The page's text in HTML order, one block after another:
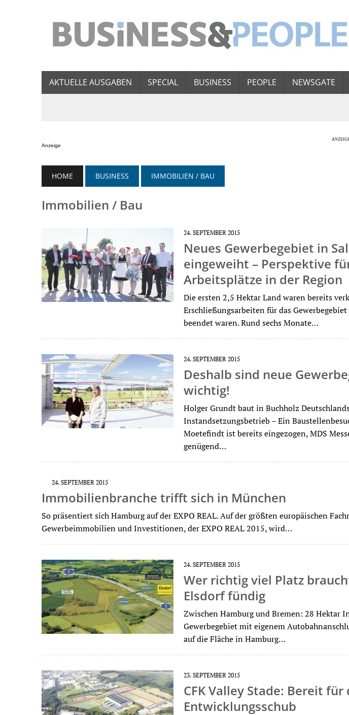
AKTUELLE AUSGABEN SPECIAL BUSINESS PEOPLE NEWSGATE
Anzeige
HOME BUSINESS IMMOBILIEN / BAU
Immobilien / Bau
24. SEPTEMBER 2015
Neues Gewerbegebiet in
eingeweiht – Perspektive
Arbeitsplätze in der Region
Die ersten 2,5 Hektar Land waren bereits
Erschließungsarbeiten für das
beendet waren. Rund sechs Monate…
24. SEPTEMBER 2015
Deshalb sind neue
wichtig!
Holger Grundt baut in Buchholz
Instandsetzungsbetrieb – Ein
Moetefindt ist bereits eingezogen, MDS
genügend…
24. SEPTEMBER 2015
Immobilienbranche trifft sich in München
So präsentiert sich Hamburg auf der EXPO REAL. Auf der größten europäischen
Gewerbeimmobilien und Investitionen, der EXPO REAL 2015, wird…
24. SEPTEMBER 2015
Wer richtig viel Platz
Elsdorf fündig
Zwischen Hamburg und Bremen: 28 Hektar
Gewerbegebiet mit eigenem
auf die Fläche in Hamburg…
23. SEPTEMBER 2015
CFK Valley Stade: Bereit
Entwicklungsschub